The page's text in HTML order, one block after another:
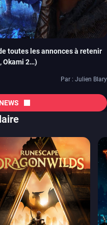
toutes les annonces à retenir
Okami 2…)
Par : Julien Blary